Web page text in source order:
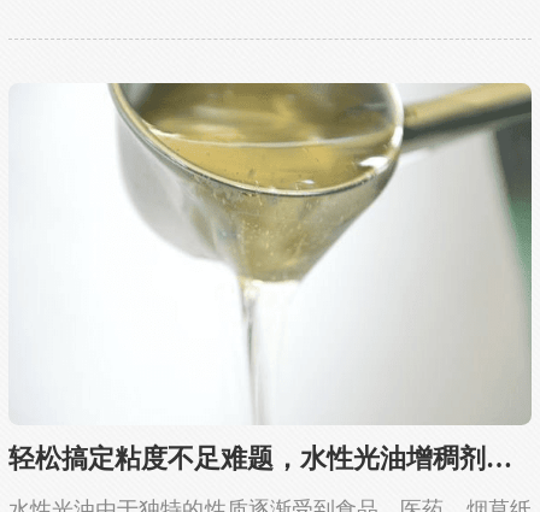
轻松搞定粘度不足难题，水性光油增稠剂有妙招